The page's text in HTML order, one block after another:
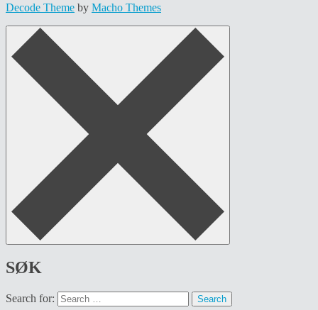
Decode Theme by Macho Themes
SØK
Search for: